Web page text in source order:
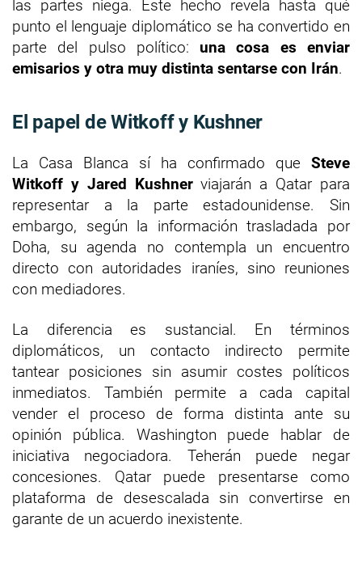
las partes niega. Este hecho revela hasta qué
punto el lenguaje diplomático se ha convertido en
parte del pulso político: una cosa es enviar
emisarios y otra muy distinta sentarse con Irán.
El papel de Witkoff y Kushner
La Casa Blanca sí ha confirmado que Steve
Witkoff y Jared Kushnerviajarán a Qatar para
representar a la parte estadounidense. Sin
embargo, según la información trasladada por
Doha, su agenda no contempla un encuentro
directo con autoridades iraníes, sino reuniones
con mediadores.
La diferencia es sustancial. En términos
diplomáticos, un contacto indirecto permite
tantear posiciones sin asumir costes políticos
inmediatos. También permite a cada capital
vender el proceso de forma distinta ante su
opinión pública. Washington puede hablar de
iniciativa negociadora. Teherán puede negar
concesiones. Qatar puede presentarse como
plataforma de desescalada sin convertirse en
garante de un acuerdo inexistente.